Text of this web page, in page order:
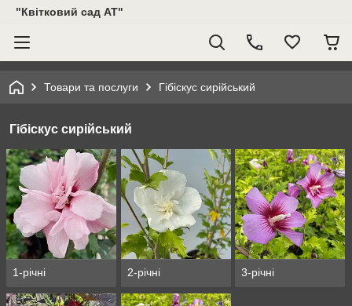
"Квітковий сад АТ"
Товари та послуги Гібіскус сирійський
Гібіскус сирійський
1-річні 2-річні 3-річні